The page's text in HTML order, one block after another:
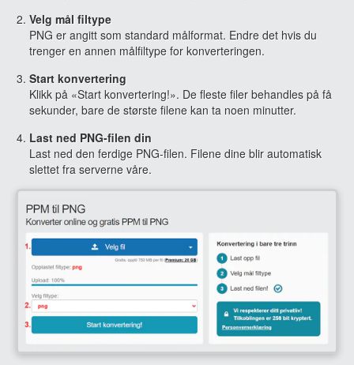
Velg mål filtype
PNG er angitt som standard målformat. Endre det hvis du
trenger en annen målfiltype for konverteringen.
Start konvertering
Klikk på «Start konvertering!». De fleste filer behandles på få
sekunder, bare de største filene kan ta noen minutter.
Last ned PNG-filen din
Last ned den ferdige PNG-filen. Filene dine blir automatisk
slettet fra serverne våre.